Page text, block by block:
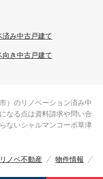
済み中古戸建て
向き中古戸建て
）のリノベーション済み中
なる点は資料請求や問い合
ないシャルマンコーポ草津
ノベ不動産 物件情報